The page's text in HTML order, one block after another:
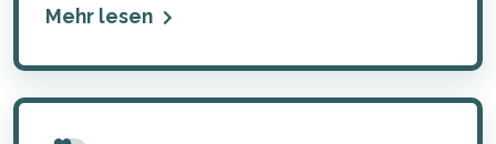
Mehr lesen